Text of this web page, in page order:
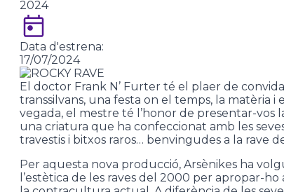
2024
Data d'estrena:
17/07/2024
El doctor Frank N’ Furter té el plaer de
transsilvans, una festa on el temps, la matèria
vegada, el mestre té l’honor de presentar-vos
una criatura que ha confeccionat amb les
travestis i bitxos raros… benvingudes a la rave
Per aquesta nova producció, Arsènikes ha
l’estètica de les raves del 2000 per apropar-